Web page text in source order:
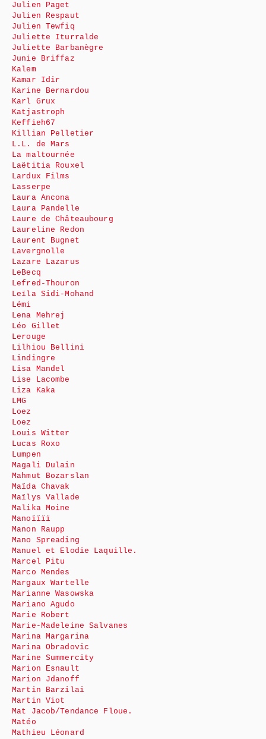
Julien Paget
Julien Respaut
Julien Tewfiq
Juliette Iturralde
Juliette Barbanègre
Junie Briffaz
Kalem
Kamar Idir
Karine Bernardou
Karl Grux
Katjastroph
Keffieh67
Killian Pelletier
L.L. de Mars
La maltournée
Laëtitia Rouxel
Lardux Films
Lasserpe
Laura Ancona
Laura Pandelle
Laure de Châteaubourg
Laureline Redon
Laurent Bugnet
Lavergnolle
Lazare Lazarus
LeBecq
Lefred-Thouron
Leïla Sidi-Mohand
Lémi
Lena Mehrej
Léo Gillet
Lerouge
Lilhiou Bellini
Lindingre
Lisa Mandel
Lise Lacombe
Liza Kaka
LMG
Loez
Loez
Louis Witter
Lucas Roxo
Lumpen
Magali Dulain
Mahmut Bozarslan
Maïda Chavak
Maïlys Vallade
Malika Moine
Manoïïïï
Manon Raupp
Mano Spreading
Manuel et Elodie Laquille.
Marcel Pitu
Marco Mendes
Margaux Wartelle
Marianne Wasowska
Mariano Agudo
Marie Robert
Marie-Madeleine Salvanes
Marina Margarina
Marina Obradovic
Marine Summercity
Marion Esnault
Marion Jdanoff
Martin Barzilai
Martin Viot
Mat Jacob/Tendance Floue.
Matéo
Mathieu Léonard